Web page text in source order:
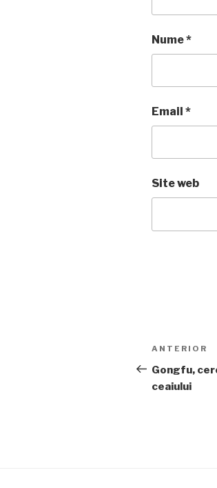
Nume*
Email *
Site web
Navigare
în
articole
Articolul
anterior
ANTERIOR
Gongfu,
ceaiului